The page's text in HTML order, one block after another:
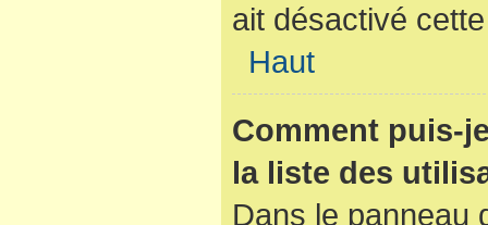
ait désactivé
Haut
Comment puis-
la liste des
Dans le panneau